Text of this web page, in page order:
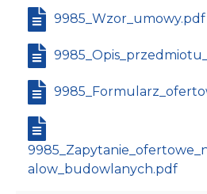
9985_Wzor_umowy.pdf
alow_budowlanych.pdf